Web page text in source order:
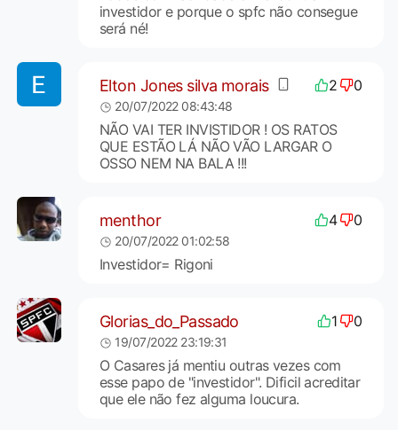
investidor e porque o spfc não consegue
será né!
Elton Jones silva morais 2 0
20/07/2022 08:43:48
NÃO VAI TER INVISTIDOR ! OS RATOS
QUE ESTÃO LÁ NÃO VÃO LARGAR O
OSSO NEM NA BALA !!!
menthor 4 0
20/07/2022 01:02:58
Investidor= Rigoni
Glorias_do_Passado 1 0
19/07/2022 23:19:31
O Casares já mentiu outras vezes com
esse papo de "investidor". Dificil acreditar
que ele não fez alguma loucura.